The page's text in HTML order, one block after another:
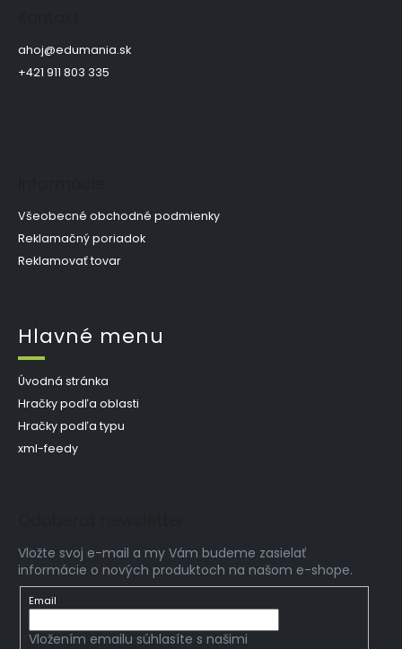
ahoj@edumania.sk
+421 911 803 335
Všeobecné obchodné podmienky
Reklamačný poriadok
Reklamovať tovar
Hlavné menu
Úvodná stránka
Hračky podľa oblasti
Hračky podľa typu
xml-feedy
Vložte svoj e-mail a my Vám budeme zasielať
informácie o nových produktoch na našom e-shope.
Email
Vložením emailu súhlasíte s našimi